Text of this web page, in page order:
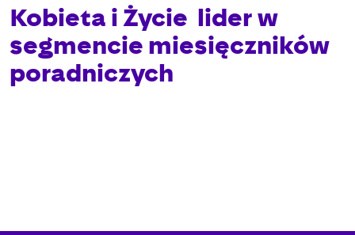
Kobieta i Życie  lider w
segmencie miesięczników
poradniczych